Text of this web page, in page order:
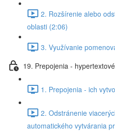
2. Rozšírenie alebo
oblasti (2:06)
3. Využívanie
19. Prepojenia -
1. Prepojenia - ich
2. Odstránenie
automatického vytvárania